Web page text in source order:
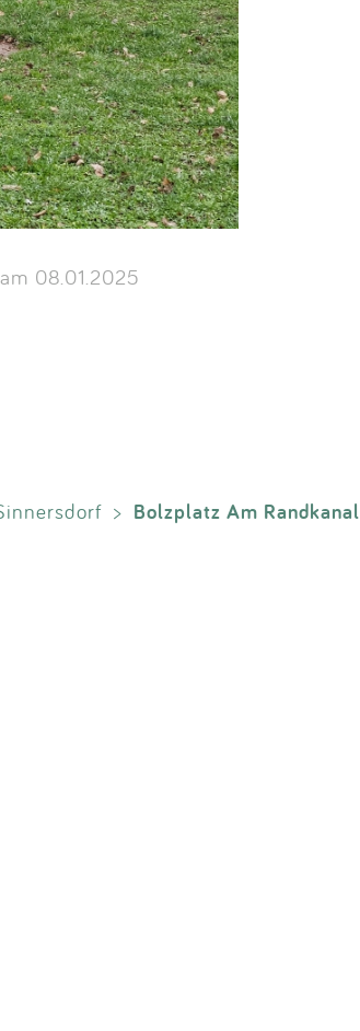
am 08.01.2025
> Bolzplatz Am Randkanal